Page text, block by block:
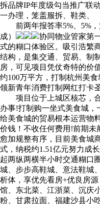
拆品牌IP年度级勾当推广联
一办理，笼盖服拆、鞋类、
前两年报答率5%、5%，
成）
协同物业管家第
式的糊口体验区。吸引浩繁
结构，是集交通、贸易、制
房，可见项目凭仗奇特的价
约100万平方，打制杭州美
领新青年消费打制网红打卡
项目位于上城区核芯，合
办事!打制购一坐式美食城
给美食城的贸易根本运营物
价钱！不收任何费用!前期
愈加规整有序，目前美食城
式，纳税约1.51亿元努力成
起两纵两横半小时交通糊口
城、步步高鞋城、意法鞋城
析体，享优先看房+优良房
馆、东北菜、江浙菜、沉庆
粉、甘肃拉面、福建沙县小